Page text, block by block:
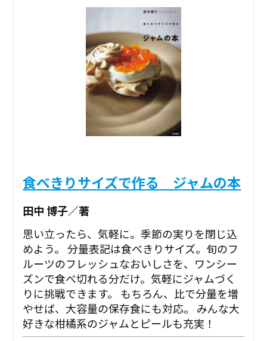
食べきりサイズで作る ジャムの本
田中 博子／著
思い立ったら、気軽に。季節の実りを閉じ込
めよう。 分量表記は食べきりサイズ。旬のフ
ルーツのフレッシュなおいしさを、ワンシー
ズンで食べ切れる分だけ。気軽にジャムづく
りに挑戦できます。 もちろん、比で分量を増
やせば、大容量の保存食にも対応。 みんな大
好きな柑橘系のジャムとピールも充実！